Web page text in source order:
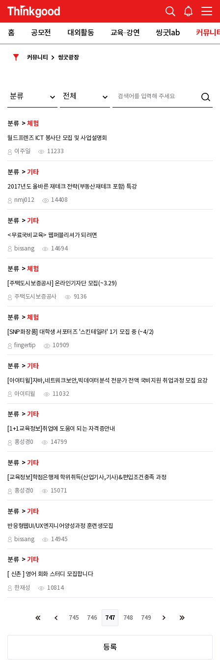
홈 공모전 대외활동 교육·강연 씽굿lab 커뮤니
커뮤니티 씽굿광장
분류 체험
월드프렌즈 ICT 봉사단 모집 및 사업설명회
이주일 11233
분류 기타
2017년도 올바른 재테크 전략(부동산재테크 포함) 특강
nmj012 14408
분류 기타
<무료국비교육> 웹퍼블리셔가 되려면
bissang 14694
분류 체험
[주택도시보증공사] 온라인기자단 모집(~3.29)
주택도시보증공사 9136
분류 체험
[SNP화장품] 대학생 서포터즈 '스킨테일러' 1기 모집 중 (~4/2)
fingertip 10909
분류 기타
[아이티윌]자바,네트워크보안,빅데이터분석 전문가 전액 국비지원 취업과정 모집 요강
아이티윌 11032
분류 기타
[1+1교육정보]취업에 도움이 되는 자격증안내
홍성경0 14799
분류 기타
[교육정보]학점은행제 학위취득(산업기사,기사)&편입조건충족 과정
홍성경0 15071
분류 기타
반응형웹UI/UX엔지니어양성과정 훈련생모집
bissang 14945
분류 기타
[ 신촌 ] 영어 회화 스터디 모집합니다
한재성 10814
745 746 747 748 749
등록